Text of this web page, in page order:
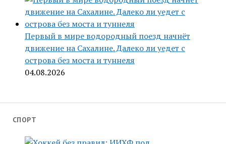
Первый в мире водородный поезд начнёт
движение на Сахалине. Далеко ли уедет с
острова без моста и туннеля
04.08.2026
СПОРТ